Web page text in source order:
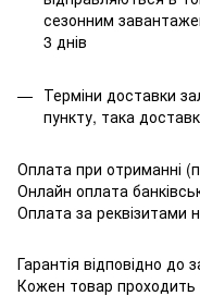
сезонним
3 днів
Терміни доставки
пункту, така
Оплата при отриманні
Онлайн оплата
Оплата за реквізитами
Гарантія відповідно до
Кожен товар проходить